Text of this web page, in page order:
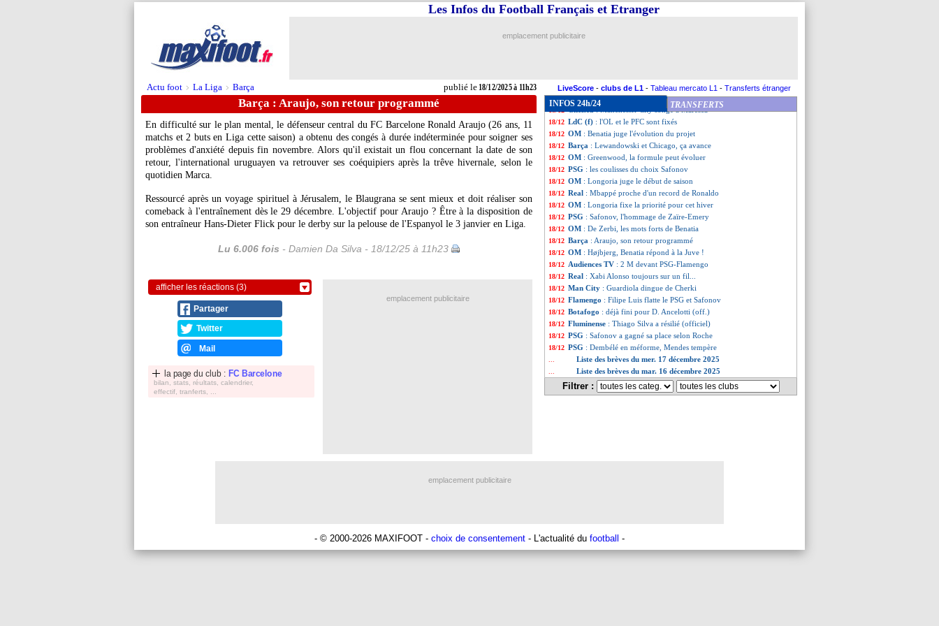
Actu foot > La Liga > Barça publié le18/12/2025 à 11h23
Les Infos du Football Français et Etranger
emplacement publicitaire
LiveScore - clubs de L1 - Tableau mercato L1 - Transferts étranger
Barça : Araujo, son retour programmé
En difficulté sur le plan mental, le défenseur central du FC Barcelone Ronald Araujo(26 ans, 11
matchs et 2 buts en Liga cette saison) a obtenu des congés à durée indéterminée pour soigner ses
problèmes d'anxiété depuis fin novembre. Alors qu'il existait un flou concernant la date de son
retour, l'international uruguayen va retrouver ses coéquipiers après la trêve hivernale, selon le
quotidien Marca.
Ressourcé après un voyage spirituel à Jérusalem, le Blaugrana se sent mieux et doit réaliser son
comeback à l'entraînement dès le 29 décembre. L'objectif pour Araujo ? Être à la disposition de
son entraîneur Hans-Dieter Flick pour le derby sur la pelouse de l'Espanyol le 3 janvier en Liga.
Lu 6.006 fois - Damien Da Silva - 18/12/25 à 11h23
afficher les réactions (3)
Partager
Twitter
Mail
la page du club : FC Barcelone
bilan, stats, réultats, calendrier,
effectif, tranferts, ...
INFOS 24h/24 TRANSFERTS
18/12 Real: Xabi Alonso très satisfait d'Endrick
18/12 Maroc: Regragui confirme pour Hakimi
18/12 Auxerre
18/12 OM: Longoria voit De Zerbi sur le long terme
18/12 Finalissima: Argentine-Espagne le 27 mars
: Manchester City songe à Maresca
18/12 LdC (f) : l'OL et le PFC sont fixés
18/12 OM : Benatia juge l'évolution du projet
18/12 Barça : Lewandowski et Chicago, ça avance
18/12 OM : Greenwood, la formule peut évoluer
18/12 PSG : les coulisses du choix Safonov
18/12 OM : Longoria juge le début de saison
18/12 Real : Mbappé proche d'un record de Ronaldo
18/12 OM : Longoria fixe la priorité pour cet hiver
18/12 PSG : Safonov, l'hommage de Zaïre-Emery
18/12 OM : De Zerbi, les mots forts de Benatia
18/12 Barça : Araujo, son retour programmé
18/12 OM : Højbjerg, Benatia répond à la Juve !
18/12 Audiences TV : 2 M devant PSG-Flamengo
18/12 Real : Xabi Alonso toujours sur un fil...
18/12 Man City : Guardiola dingue de Cherki
18/12 Flamengo : Filipe Luis flatte le PSG et Safonov
18/12 Botafogo : déjà fini pour D. Ancelotti (off.)
18/12 Fluminense : Thiago Silva a résilié (officiel)
18/12 PSG : Safonov a gagné sa place selon Roche
18/12 PSG : Dembélé en méforme, Mendes tempère
Liste des brèves du mer. 17 décembre 2025
Liste des brèves du mar. 16 décembre 2025
Filtrer :
emplacement publicitaire
emplacement publicitaire
- © 2000-2026 MAXIFOOT - choix de consentement - L'actualité du football -